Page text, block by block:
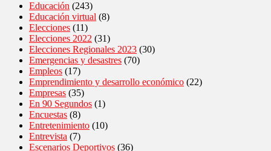
Educación (243)
Educación virtual (8)
Elecciones (11)
Elecciones 2022 (31)
Elecciones Regionales 2023 (30)
Emergencias y desastres (70)
Empleos (17)
Emprendimiento y desarrollo económico (22)
Empresas (35)
En 90 Segundos (1)
Encuestas (8)
Entretenimiento (10)
Entrevista (7)
Escenarios Deportivos (36)